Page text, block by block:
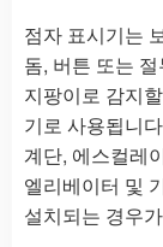
점자 표시기는
돔, 버튼 또는
지팡이로 감지
기로 사용됩니
계단, 에스컬레
엘리베이터 및
설치되는 경우